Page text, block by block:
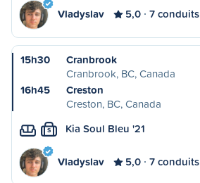
Vladyslav 5,0 7 conduits
15h30
Cranbrook
Cranbrook, BC, Canada
16h45
Creston
Creston, BC, Canada
S Kia Soul Bleu '21
Vladyslav 5,0 7 conduits